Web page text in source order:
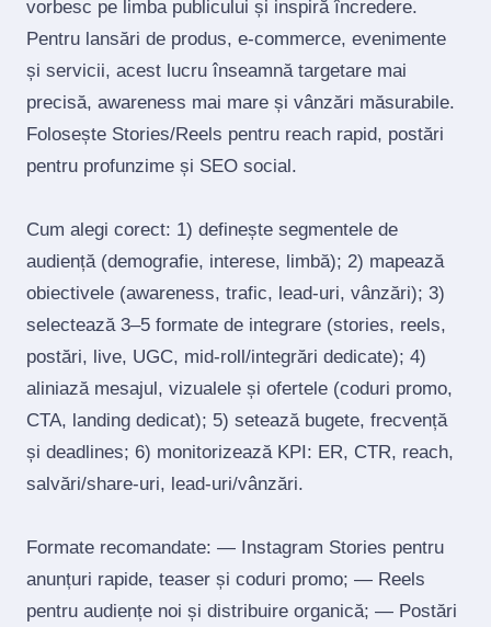
vorbesc pe limba publicului și inspiră încredere.
Pentru lansări de produs, e‑commerce, evenimente
și servicii, acest lucru înseamnă targetare mai
precisă, awareness mai mare și vânzări măsurabile.
Folosește Stories/Reels pentru reach rapid, postări
pentru profunzime și SEO social.
Cum alegi corect: 1) definește segmentele de
audiență (demografie, interese, limbă); 2) mapează
obiectivele (awareness, trafic, lead‑uri, vânzări); 3)
selectează 3–5 formate de integrare (stories, reels,
postări, live, UGC, mid‑roll/integrări dedicate); 4)
aliniază mesajul, vizualele și ofertele (coduri promo,
CTA, landing dedicat); 5) setează bugete, frecvență
și deadlines; 6) monitorizează KPI: ER, CTR, reach,
salvări/share‑uri, lead‑uri/vânzări.
Formate recomandate: — Instagram Stories pentru
anunțuri rapide, teaser și coduri promo; — Reels
pentru audiențe noi și distribuire organică; — Postări